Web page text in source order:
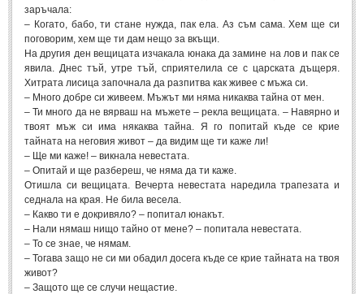
заръчала:
– Когато, бабо, ти стане нужда, пак ела. Аз съм сама. Хем ще си
поговорим, хем ще ти дам нещо за вкъщи.
На другия ден вещицата изчакала юнака да замине на лов и пак се
явила. Днес тъй, утре тъй, сприятелила се с царската дъщеря.
Хитрата лисица започнала да разпитва как живее с мъжа си.
– Много добре си живеем. Мъжът ми няма никаква тайна от мен.
– Ти много да не вярваш на мъжете – рекла вещицата. – Навярно и
твоят мъж си има някаква тайна. Я го попитай къде се крие
тайната на неговия живот – да видим ще ти каже ли!
– Ще ми каже! – викнала невестата.
– Опитай и ще разбереш, че няма да ти каже.
Отишла си вещицата. Вечерта невестата наредила трапезата и
седнала на края. Не била весела.
– Какво ти е докривяло? – попитал юнакът.
– Нали нямаш нищо тайно от мене? – попитала невестата.
– То се знае, че нямам.
– Тогава защо не си ми обадил досега къде се крие тайната на твоя
живот?
– Защото ще се случи нещастие.